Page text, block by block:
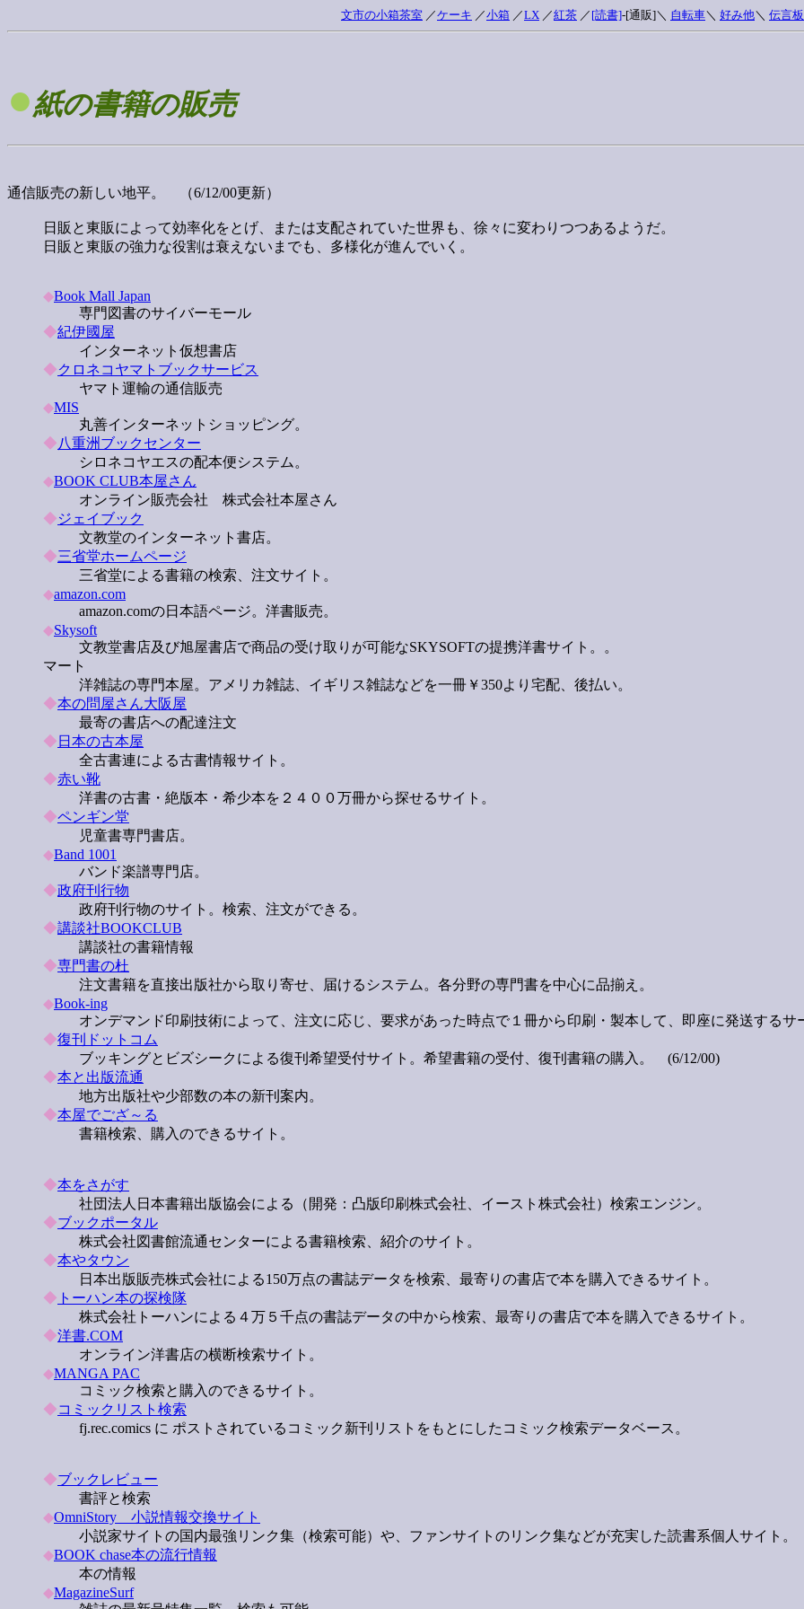
文市の小箱茶室 ／ケーキ ／小箱 ／LX ／紅茶 ／ [読書]-[通販]＼ 自転車＼ 好み他＼ 伝言板
●紙の書籍の販売
通信販売の新しい地平。 （6/12/00更新）
日販と東販によって効率化をとげ、または支配されていた世界も、徐々に変わりつつあるようだ。
日販と東販の強力な役割は衰えないまでも、多様化が進んでいく。
◆Book Mall Japan
専門図書のサイバーモール
◆紀伊國屋
インターネット仮想書店
◆クロネコヤマトブックサービス
ヤマト運輸の通信販売
◆MIS
丸善インターネットショッピング。
◆八重洲ブックセンター
シロネコヤエスの配本便システム。
◆BOOK CLUB本屋さん
オンライン販売会社 株式会社本屋さん
◆ジェイブック
文教堂のインターネット書店。
◆三省堂ホームページ
三省堂による書籍の検索、注文サイト。
◆amazon.com
amazon.comの日本語ページ。洋書販売。
◆Skysoft
文教堂書店及び旭屋書店で商品の受け取りが可能なSKYSOFTの提携洋書サイト。。
マート
洋雑誌の専門本屋。アメリカ雑誌、イギリス雑誌などを一冊￥350より宅配、後払い。
◆本の問屋さん大阪屋
最寄の書店への配達注文
◆ 日本の古本屋
全古書連による古書情報サイト。
◆赤い靴
洋書の古書・絶版本・希少本を２４００万冊から探せるサイト。
◆ペンギン堂
児童書専門書店。
◆Band 1001
バンド楽譜専門店。
◆政府刊行物
政府刊行物のサイト。検索、注文ができる。
◆講談社BOOKCLUB
講談社の書籍情報
◆専門書の杜
注文書籍を直接出版社から取り寄せ、届けるシステム。各分野の専門書を中心に品揃え。
◆Book-ing
オンデマンド印刷技術によって、注文に応じ、要求があった時点で１冊から印刷・製本して、即座に発送するサ
◆復刊ドットコム
ブッキングとビズシークによる復刊希望受付サイト。希望書籍の受付、復刊書籍の購入。 (6/12/00)
◆本と出版流通
地方出版社や少部数の本の新刊案内。
◆本屋でござ～る
書籍検索、購入のできるサイト。
◆本をさがす
社団法人日本書籍出版協会による（開発：凸版印刷株式会社、イースト株式会社）検索エンジン。
◆ブックポータル
株式会社図書館流通センターによる書籍検索、紹介のサイト。
◆本やタウン
日本出版販売株式会社による150万点の書誌データを検索、最寄りの書店で本を購入できるサイト。
◆ トーハン本の探検隊
株式会社トーハンによる４万５千点の書誌データの中から検索、最寄りの書店で本を購入できるサイト。
◆洋書.COM
オンライン洋書店の横断検索サイト。
◆MANGA PAC
コミック検索と購入のできるサイト。
◆コミックリスト検索
fj.rec.comics に ポストされているコミック新刊リストをもとにしたコミック検索データベース。
◆ブックレビュー
書評と検索
◆OmniStory 小説情報交換サイト
小説家サイトの国内最強リンク集（検索可能）や、ファンサイトのリンク集などが充実した読書系個人サイト。
◆BOOK chase本の流行情報
本の情報
◆MagazineSurf